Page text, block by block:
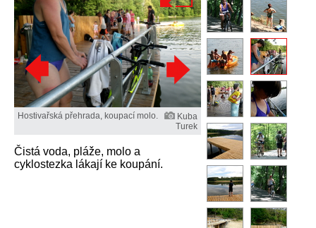
Hostivařská přehrada, koupací molo.
Kuba
Turek
Čistá voda, pláže, molo a
cyklostezka lákají ke koupání.